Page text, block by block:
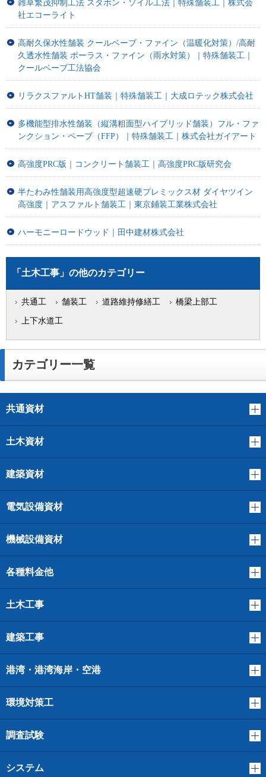
雑草繁茂抑制工法 スタボン・ソイル工法｜特殊舗装工｜株式会
社エコーライト
高耐久保水性舗装 クールベーブ・ファイン（温暖化対策）/高耐
久透水性舗装 ポーラス・ファイン（雨水対策）｜特殊舗装工｜
クールベーブ工法協会
リラクスファルトHT舗装｜特殊舗装工｜大成ロテック株式会社
多機能型排水性舗装（縦溝粗面型ハイブリッド舗装）フル・ファ
ンクション・ペーブ（FFP）｜特殊舗装工｜株式会社ガイアート
高強度PRC版｜コンクリート舗装工｜高強度PRC版研究会
半たわみ性舗装用高強度型超速硬プレミックス材 ダイヤツイン
高強度｜アスファルト舗装工｜東京鋪装工業株式会社
ハーモニーロードウッド｜田中建材株式会社
「土木工事」の他のカテゴリー
共通工 舗装工 道路維持修繕工 橋梁上部工
上下水道工
カテゴリー一覧
共通資材
土木資材
建築資材
電気設備資材
機械設備資材
各種料金他
土木工事
建築工事
港湾・港湾海岸・空港
環境対策工
調査試験
システム